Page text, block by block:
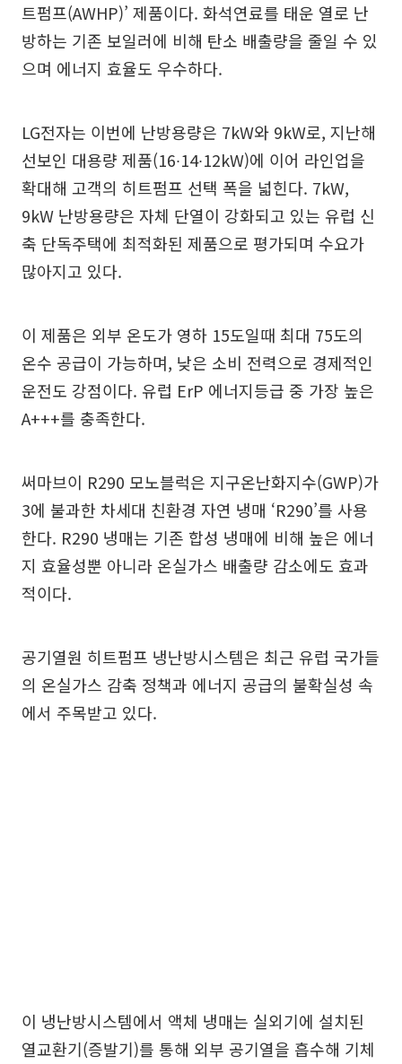
트펌프(AWHP)’ 제품이다. 화석연료를 태운 열로 난
방하는 기존 보일러에 비해 탄소 배출량을 줄일 수 있
으며 에너지 효율도 우수하다.
LG전자는 이번에 난방용량은 7kW와 9kW로, 지난해
선보인 대용량 제품(16∙14∙12kW)에 이어 라인업을
확대해 고객의 히트펌프 선택 폭을 넓힌다. 7kW,
9kW 난방용량은 자체 단열이 강화되고 있는 유럽 신
축 단독주택에 최적화된 제품으로 평가되며 수요가
많아지고 있다.
이 제품은 외부 온도가 영하 15도일때 최대 75도의
온수 공급이 가능하며, 낮은 소비 전력으로 경제적인
운전도 강점이다. 유럽 ErP 에너지등급 중 가장 높은
A+++를 충족한다.
써마브이 R290 모노블럭은 지구온난화지수(GWP)가
3에 불과한 차세대 친환경 자연 냉매 ‘R290’를 사용
한다. R290 냉매는 기존 합성 냉매에 비해 높은 에너
지 효율성뿐 아니라 온실가스 배출량 감소에도 효과
적이다.
공기열원 히트펌프 냉난방시스템은 최근 유럽 국가들
의 온실가스 감축 정책과 에너지 공급의 불확실성 속
에서 주목받고 있다.
이 냉난방시스템에서 액체 냉매는 실외기에 설치된
열교환기(증발기)를 통해 외부 공기열을 흡수해 기체